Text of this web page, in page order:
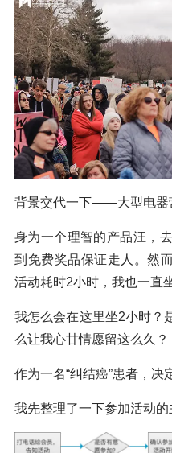
背景交代一下——大型电器
身为一个理智的产品汪，
到免费奖品保证走人。然
活动耗时2小时，我也一直
我怎么会在这里坐2小时？
么让我心甘情愿留这么久？
作为一名“纠结癌”患者，决
我先整理了一下参加活动的